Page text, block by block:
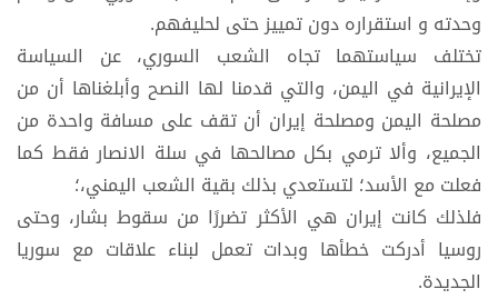
وحدته و استقراره دون تمييز حتى لحليفهم.
تختلف سياستهما تجاه الشعب السوري، عن السياسة
الإيرانية في اليمن، والتي قدمنا لها النصح وأبلغناها أن من
مصلحة اليمن ومصلحة إيران أن تقف على مسافة واحدة من
الجميع، وألا ترمي بكل مصالحها في سلة الانصار فقط كما
فعلت مع الأسد؛ لتستعدي بذلك بقية الشعب اليمني،؛
فلذلك كانت إيران هي الأكثر تضررًا من سقوط بشار، وحتى
روسيا أدركت خطأها وبدات تعمل لبناء علاقات مع سوريا
الجديدة.